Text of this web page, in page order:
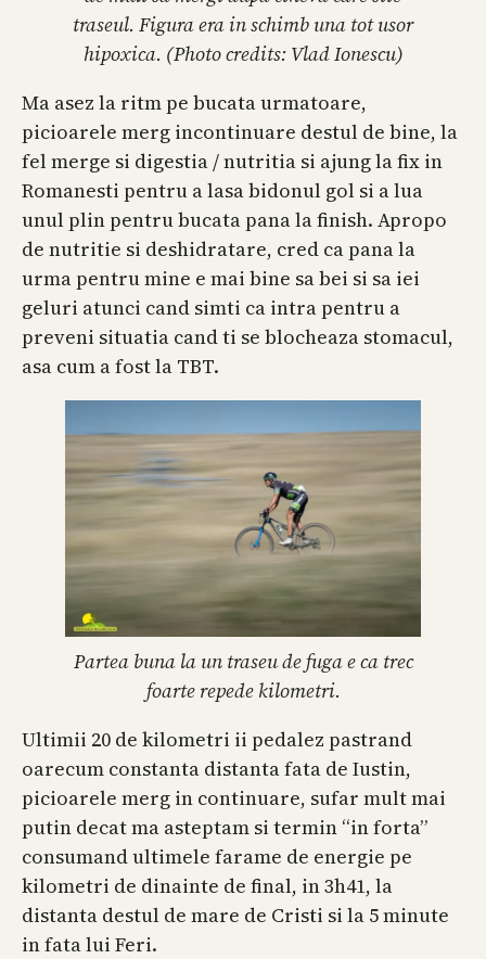
traseul. Figura era in schimb una tot usor
hipoxica. (Photo credits: Vlad Ionescu)
Ma asez la ritm pe bucata urmatoare,
picioarele merg incontinuare destul de bine, la
fel merge si digestia / nutritia si ajung la fix in
Romanesti pentru a lasa bidonul gol si a lua
unul plin pentru bucata pana la finish. Apropo
de nutritie si deshidratare, cred ca pana la
urma pentru mine e mai bine sa bei si sa iei
geluri atunci cand simti ca intra pentru a
preveni situatia cand ti se blocheaza stomacul,
asa cum a fost la TBT.
Partea buna la un traseu de fuga e ca trec
foarte repede kilometri.
Ultimii 20 de kilometri ii pedalez pastrand
oarecum constanta distanta fata de Iustin,
picioarele merg in continuare, sufar mult mai
putin decat ma asteptam si termin “in forta”
consumand ultimele farame de energie pe
kilometri de dinainte de final, in 3h41, la
distanta destul de mare de Cristi si la 5 minute
in fata lui Feri.